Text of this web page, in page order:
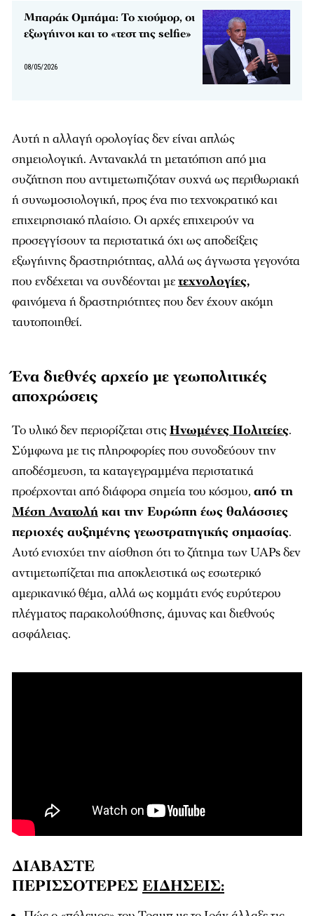
Μπαράκ Ομπάμα: Το χιούμορ, οι
εξωγήινοι και το «τεστ της selfie»
08/05/2026
Αυτή η αλλαγή ορολογίας δεν είναι απλώς
σημειολογική. Αντανακλά τη μετατόπιση από μια
συζήτηση που αντιμετωπιζόταν συχνά ως περιθωριακή
ή συνωμοσιολογική, προς ένα πιο τεχνοκρατικό και
επιχειρησιακό πλαίσιο. Οι αρχές επιχειρούν να
προσεγγίσουν τα περιστατικά όχι ως αποδείξεις
εξωγήινης δραστηριότητας, αλλά ως άγνωστα γεγονότα
που ενδέχεται να συνδέονται μετεχνολογίες,
φαινόμενα ή δραστηριότητες που δεν έχουν ακόμη
ταυτοποιηθεί.
Ένα διεθνές αρχείο με γεωπολιτικές
αποχρώσεις
Το υλικό δεν περιορίζεται στιςΗνωμένες Πολιτείες.
Σύμφωνα με τις πληροφορίες που συνοδεύουν την
αποδέσμευση, τα καταγεγραμμένα περιστατικά
προέρχονται από διάφορα σημεία του κόσμου, από τη
Μέση Ανατολή και την Ευρώπη έως θαλάσσιες
περιοχές αυξημένης γεωστρατηγικής σημασίας.
Αυτό ενισχύει την αίσθηση ότι το ζήτημα των UAPs δεν
αντιμετωπίζεται πια αποκλειστικά ως εσωτερικό
αμερικανικό θέμα, αλλά ως κομμάτι ενός ευρύτερου
πλέγματος παρακολούθησης, άμυνας και διεθνούς
ασφάλειας.
ΔΙΑΒΑΣΤΕ
ΠΕΡΙΣΣΟΤΕΡΕΣ ΕΙΔΗΣΕΙΣ: